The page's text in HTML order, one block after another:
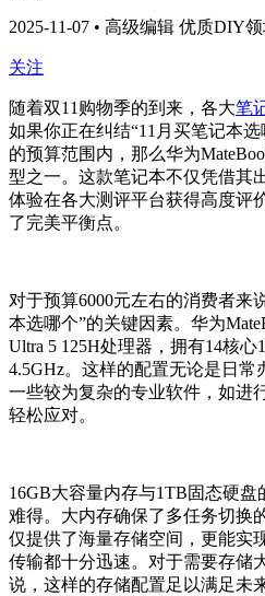
2025-11-07 • 高级编辑 优质DIY
关注
随着双11购物季的到来，各大笔
如果你正在纠结“11月买笔记本
的预算范围内，那么华为
型之一。这款笔记本不仅凭借其
体验在各大测评平台获得高度评
了完美平衡点。
对于预算6000元左右的消费者来
本选哪个”的关键因素。华为
Ultra 5 125H处理器，拥有14核
4.5GHz。这样的配置无论是日
一些较为复杂的专业软件，如进
轻松应对。
16GB大容量内存与1TB固态硬
难得。大内存确保了多任务切换
仅提供了海量存储空间，更能实
传输都十分迅速。对于需要存储
说，这样的存储配置足以满足未